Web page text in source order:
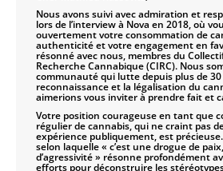
Nous avons suivi avec admiration et
lors de l’interview à Nova en 2018, où
ouvertement votre consommation de
authenticité et votre engagement en
résonné avec nous, membres du
Recherche Cannabique (CIRC). Nous
communauté qui lutte depuis plus de
reconnaissance et la légalisation du
aimerions vous inviter à prendre fait et
Votre position courageuse en tant que
régulier de cannabis, qui ne craint pas
expérience publiquement, est
selon laquelle « c’est une drogue de
d’agressivité » résonne profondément
efforts pour déconstruire les